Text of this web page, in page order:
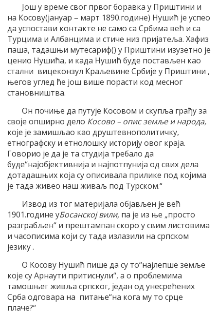
Још у време свог првог боравка у Приштини и
на Косову(јануар – март 1890.године) Нушић је успео
да успостави контакте не само са Србима већ и са
Турцима и Албанцима и стиче низ пријатеља. Хафиз
паша, тадашњи мутесариф() у Приштини изузетно је
ценио Нушића, и када Нушић буде постављен као
стални вицеконзул Краљевине Србије у Приштини ,
његов углед ће још више порасти код месног
становништва.
Он почиње да путује Косовом и скупља грађу за
своје опширно дело Косово – опис земље и народа,
које је замишљао као друштевнополитичку,
етнографску и етнолошку историју овог краја.
Говорио је да је та студија требало да
буде“најобјективнија и најпотпунија од свих дела
дотадашњих која су описивала прилике под којима
је тада живео наш живаљ под Турском.“
Извод из тог материјала објављен је већ
1901.године уБосанској вили, па је из ње „просто
разграбљен“ и прештампан скоро у свим листовима
и часописима који су тада излазили на српском
језику .
O Koсову Нушић пише да су то“најлепше земље
које су Арнаути притиснули“, а о проблемима
тамошњег живља српског, један од унесрећених
Срба одговара на питање“на кога му то срце
плаче?“